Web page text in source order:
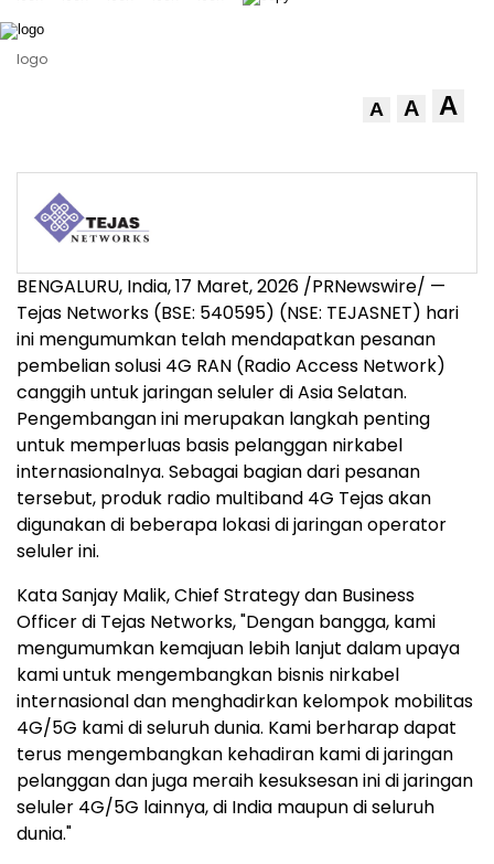
logo
A A A
BENGALURU, India,17 Maret, 2026 /PRNewswire/ —
Tejas Networks (BSE: 540595) (NSE: TEJASNET) hari
ini mengumumkan telah mendapatkan pesanan
pembelian solusi 4G RAN (Radio Access Network)
canggih untuk jaringan seluler di Asia Selatan.
Pengembangan ini merupakan langkah penting
untuk memperluas basis pelanggan nirkabel
internasionalnya. Sebagai bagian dari pesanan
tersebut, produk radio multiband 4G Tejas akan
digunakan di beberapa lokasi di jaringan operator
seluler ini.
Kata Sanjay Malik, Chief Strategy dan Business
Officer di Tejas Networks, "Dengan bangga, kami
mengumumkan kemajuan lebih lanjut dalam upaya
kami untuk mengembangkan bisnis nirkabel
internasional dan menghadirkan kelompok mobilitas
4G/5G kami di seluruh dunia. Kami berharap dapat
terus mengembangkan kehadiran kami di jaringan
pelanggan dan juga meraih kesuksesan ini di jaringan
seluler 4G/5G lainnya, di India maupun di seluruh
dunia."